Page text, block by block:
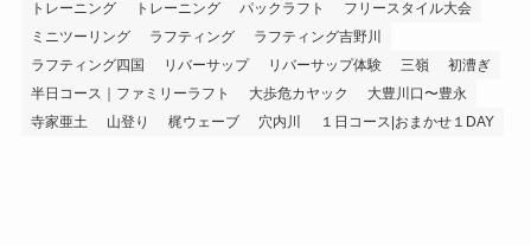
トレーニング
トレーニング パックラフト
フリースタイル大会
ミニツーリング
ラフティング
ラフティング吉野川
ラフティング四国
リバーサップ リバーサップ体験 三嶺
初漕ぎ
半日コース｜ファミリーラフト
大歩危カヤック
大豊川口〜豊永
寺家亜土
山登り 梶ウェーブ 穴内川 １日コース|おまかせ１DAY